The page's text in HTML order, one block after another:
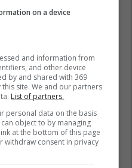
Tefik Mustafa
on a device
and information from
and other device
by and shared with 369
site. We and our partners
List of partners.
personal data on the basis
object to by managing
at the bottom of this page
withdraw consent in privacy